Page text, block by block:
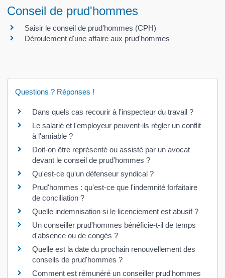
Conseil de prud'hommes
Saisir le conseil de prud'hommes (CPH)
Déroulement d'une affaire aux prud'hommes
Questions ? Réponses !
Dans quels cas recourir à l'inspecteur du travail ?
Le salarié et l'employeur peuvent-ils régler un conflit
à l'amiable ?
Doit-on être représenté ou assisté par un avocat
devant le conseil de prud'hommes ?
Qu'est-ce qu'un défenseur syndical ?
Prud'hommes : qu'est-ce que l'indemnité forfaitaire
de conciliation ?
Quelle indemnisation si le licenciement est abusif ?
Un conseiller prud'hommes bénéficie-t-il de temps
d'absence ou de congés ?
Quelle est la date du prochain renouvellement des
conseils de prud'hommes ?
Comment est rémunéré un conseiller prud'hommes